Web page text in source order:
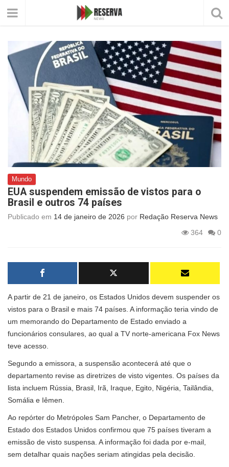
Mundo
EUA suspendem emissão de vistos para o
Brasil e outros 74 países
Publicado em 14 de janeiro de 2026 por Redação Reserva News
364
0
A partir de 21 de janeiro, os Estados Unidos devem suspender os
vistos para o Brasil e mais 74 países. A informação teria vindo de
um memorando do Departamento de Estado enviado a
funcionários consulares, ao qual a TV norte-americana Fox News
teve acesso.
Segundo a emissora, a suspensão acontecerá até que o
departamento revise as diretrizes de visto vigentes. Os países da
lista incluem Rússia, Brasil, Irã, Iraque, Egito, Nigéria, Tailândia,
Somália e Iêmen.
Ao repórter do Metrópoles Sam Pancher, o Departamento de
Estado dos Estados Unidos confirmou que 75 países tiveram a
emissão de visto suspensa. A informação foi dada por e-mail,
sem detalhar quais nações seriam atingidas pela decisão.